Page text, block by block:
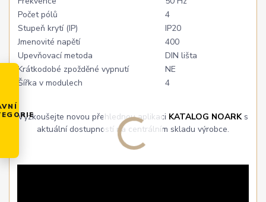
Počet pólů
4
Stupeň krytí (IP)
IP20
Jmenovité napětí
400
Upevňovací metoda
DIN lišta
Krátkodobé zpožděné vypnutí
NE
Šířka v modulech
4
Vyzkoušejte novou přehlednou aplikaci KATALOG NOARKs
aktuální dostupností na centrálním skladu výrobce.